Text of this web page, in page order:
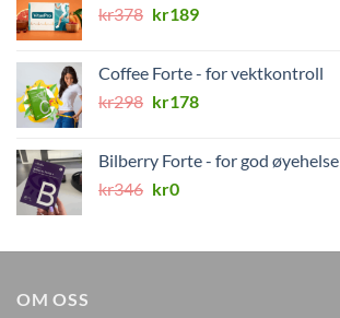
kr378 Opprinnelig
kr378.
kr189Nåværende
kr189.
Coffee Forte - for vektkontroll
kr298 Opprinnelig
kr298.
kr178Nåværende
kr178.
Bilberry Forte - for god øyehelse
kr346 Opprinnelig
kr346.
kr0Nåværende
kr0.
OM OSS